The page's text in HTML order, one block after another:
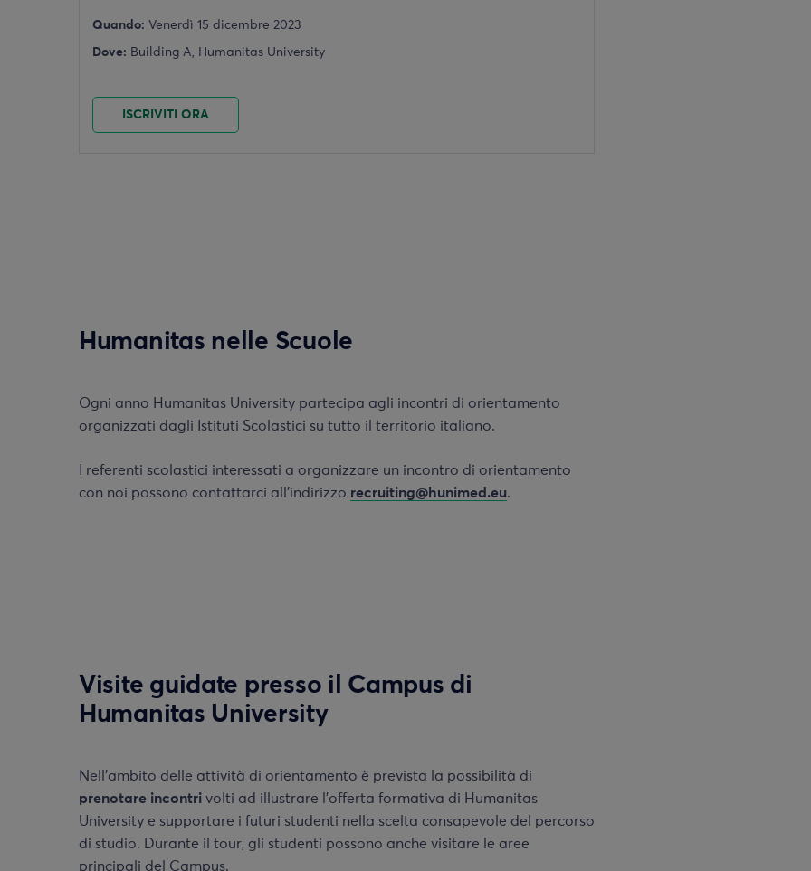
Quando: Venerdì 15 dicembre 2023
Dove: Building A, Humanitas University
ISCRIVITI ORA
Humanitas nelle Scuole
Ogni anno Humanitas University partecipa agli incontri di orientamento
organizzati dagli Istituti Scolastici su tutto il territorio italiano.
I referenti scolastici interessati a organizzare un incontro di orientamento
con noi possono contattarci all’indirizzo recruiting@hunimed.eu.
Visite guidate presso il Campus di
Humanitas University
Nell’ambito delle attività di orientamento è prevista la possibilità di
prenotare incontri volti ad illustrare l’offerta formativa di Humanitas
University e supportare i futuri studenti nella scelta consapevole del percorso
di studio. Durante il tour, gli studenti possono anche visitare le aree
principali del Campus.